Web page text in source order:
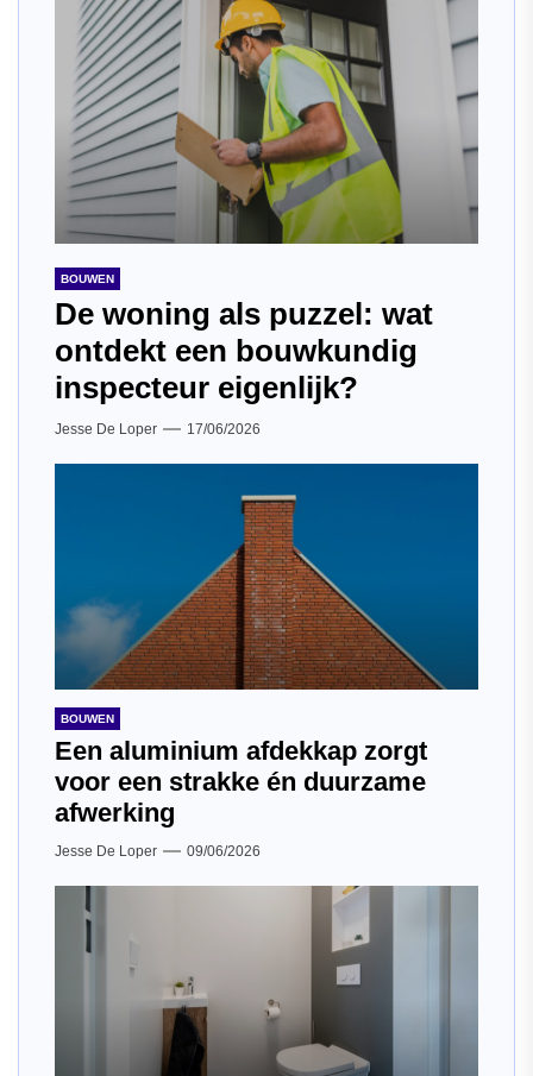
BOUWEN
De woning als puzzel: wat
ontdekt een bouwkundig
inspecteur eigenlijk?
Jesse De Loper 17/06/2026
BOUWEN
Een aluminium afdekkap zorgt
voor een strakke én duurzame
afwerking
Jesse De Loper 09/06/2026